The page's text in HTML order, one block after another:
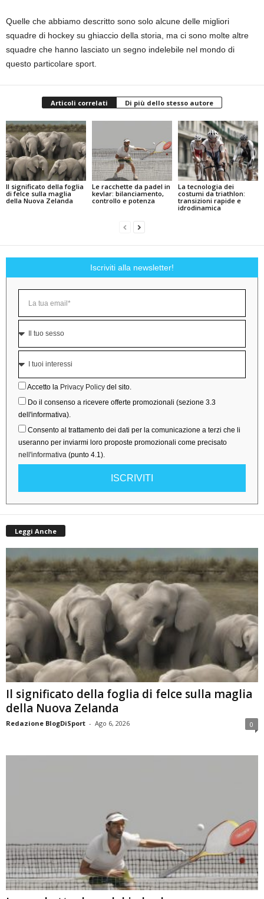
Quelle che abbiamo descritto sono solo alcune delle migliori
squadre di hockey su ghiaccio della storia, ma ci sono molte altre
squadre che hanno lasciato un segno indelebile nel mondo di
questo particolare sport.
Articoli correlati Di più dello stesso autore
Il significato della foglia
di felce sulla maglia
della Nuova Zelanda
Le racchette da padel in
kevlar: bilanciamento,
controllo e potenza
La tecnologia dei
costumi da triathlon:
transizioni rapide e
idrodinamica
Iscriviti alla newsletter!
Accetto la Privacy Policy del sito.
Do il consenso a ricevere offerte promozionali (sezione 3.3
dell'informativa).
Consento al trattamento dei dati per la comunicazione a terzi che li
useranno per inviarmi loro proposte promozionali come precisato
nell'informativa (punto 4.1).
ISCRIVITI
Leggi Anche
Il significato della foglia di felce sulla maglia
della Nuova Zelanda
Redazione BlogDiSport - Ago 6, 2026 0